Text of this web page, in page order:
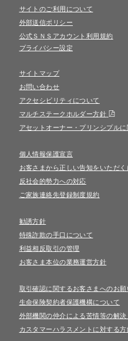
サイトのご利用について
外部送信ポリシー
公式ＳＮＳアカウント利用規約
プライバシー設定
サイトマップ
お問い合わせ
アクセシビリティについて
マルチステークホルダー方針
アセットオーナー・プリンシプル
個人情報保護宣言
お客さまから正しい告知をいただ
反社会的勢力への対応
ご家族連絡先登録制度規約
勧誘方針
特殊詐欺の手口について
利益相反取引の管理
お客さま本位の業務運営方針
取引確認に関するお客さまへのお
生命保険契約者保護機構について
外部機関の仲介による苦情等の解決
カスタマーハラスメントに対する